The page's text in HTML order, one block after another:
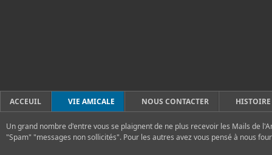
ACCEUIL VIE AMICALE NOUS CONTACTER
Un grand nombre d'entre vous se plaignent de ne plus recevoir les Mails de
"Spam" "messages non sollicités". Pour les autres avez vous pensé à nous